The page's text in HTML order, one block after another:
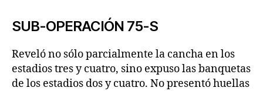
SUB-OPERACIÓN 75-S
Reveló no sólo parcialmente la cancha en los
estadios tres y cuatro, sino expuso las banquetas
de los estadios dos y cuatro. No presentó huellas